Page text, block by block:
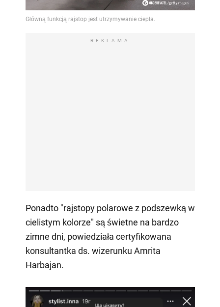
REKLAMA
Ponadto "rajstopy polarowe z podszewką w
cielistym kolorze" są świetne na bardzo
zimne dni, powiedziała certyfikowana
konsultantka ds. wizerunku Amrita
Harbajan.